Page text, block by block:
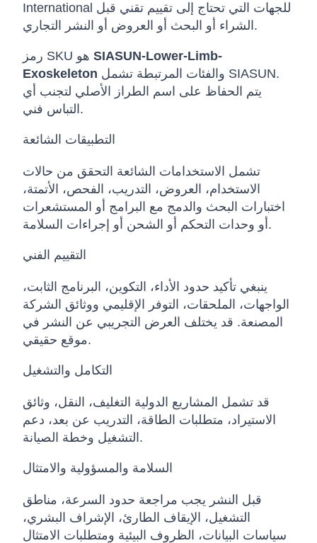
International للجهات التي تحتاج إلى تقييم تقني قبل
الشراء أو البحث أو العروض أو النشر التجاري.
SIASUN-Lower-Limb-
Exoskeleton
يتم الحفاظ على اسم الطراز الأصلي لتجنب أي
التباس فني.
التطبيقات الشائعة
تشمل الاستخدامات الشائعة التحقق من حالات
الاستخدام، العروض، التدريب، الفحص، الأتمتة،
اختبارات البحث والدمج مع البرامج أو المستشعرات
أو وحدات التحكم أو الشحن أو إجراءات السلامة.
التقييم الفني
ينبغي تأكيد حدود الأداء، التكوين، البرنامج الثابت،
الواجهات، الملحقات، التوفر الإقليمي ووثائق الشركة
المصنعة. قد يختلف العرض التجريبي عن النشر في
موقع حقيقي.
التكامل والتشغيل
قد تشمل المشاريع الدولية التغليف، النقل، وثائق
الاستيراد، متطلبات الطاقة، التدريب عن بعد، دعم
التشغيل وخطة الصيانة.
السلامة والمسؤولية والامتثال
قبل النشر يجب مراجعة حدود السرعة، مناطق
التشغيل، الإيقاف الطارئ، الإشراف البشري،
سياسات البيانات، الظروف البيئية ومتطلبات الامتثال